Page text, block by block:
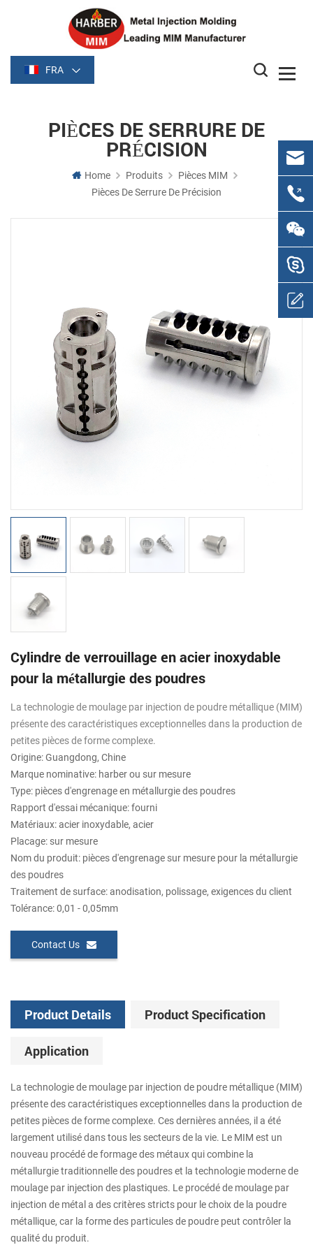
FRA
PIÈCES DE SERRURE DE
PRÉCISION
Home Produits
Pièces MIM
Pièces De Serrure De Précision
Cylindre de verrouillage en acier inoxydable
pour la métallurgie des poudres
La technologie de moulage par injection de poudre métallique (MIM)
présente des caractéristiques exceptionnelles dans la production de
petites pièces de forme complexe.
Origine: Guangdong, Chine
Marque nominative: harber ou sur mesure
Type: pièces d'engrenage en métallurgie des poudres
Rapport d'essai mécanique: fourni
Matériaux: acier inoxydable, acier
Placage: sur mesure
Nom du produit: pièces d'engrenage sur mesure pour la métallurgie
des poudres
Traitement de surface: anodisation, polissage, exigences du client
Tolérance: 0,01 - 0,05mm
Contact Us
Product Details Product Specification
Application
La technologie de moulage par injection de poudre métallique (MIM)
présente des caractéristiques exceptionnelles dans la production de
petites pièces de forme complexe. Ces dernières années, il a été
largement utilisé dans tous les secteurs de la vie. Le MIM est un
nouveau procédé de formage des métaux qui combine la
métallurgie traditionnelle des poudres et la technologie moderne de
moulage par injection des plastiques. Le procédé de moulage par
injection de métal a des critères stricts pour le choix de la poudre
métallique, car la forme des particules de poudre peut contrôler la
qualité du produit.